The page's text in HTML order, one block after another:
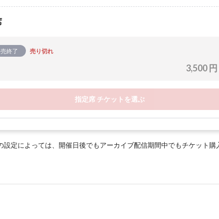
終了 売り切れ
3,500 円
指定席 チケットを選ぶ
設定によっては、開催日後でもアーカイブ配信期間中でもチケット購